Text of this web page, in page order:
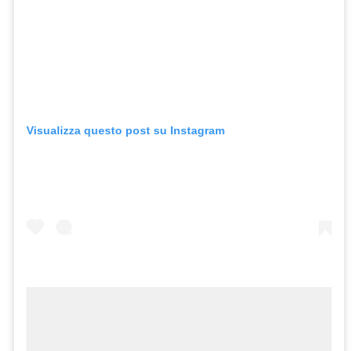
Visualizza questo post su Instagram